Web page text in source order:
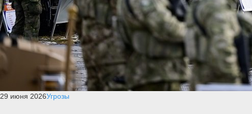
29 июня 2026Угрозы